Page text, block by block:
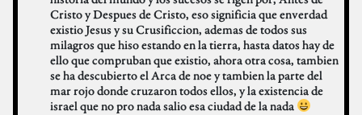
Cristo y Despues de Cristo, eso significia que enverdad
existio Jesus y su Crusificcion, ademas de todos sus
milagros que hiso estando en la tierra, hasta datos hay de
ello que compruban que existio, ahora otra cosa, tambien
se ha descubierto el Arca de noe y tambien la parte del
mar rojo donde cruzaron todos ellos, y la existencia de
israel que no pro nada salio esa ciudad de la nada